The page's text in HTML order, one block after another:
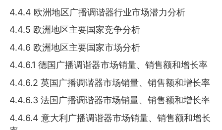
4.4.4 欧洲地区广播调谐器行业市场潜力分析
4.4.5 欧洲地区主要国家竞争分析
4.4.6 欧洲地区主要国家市场分析
4.4.6.1 德国广播调谐器市场销量、销售额和增长率
4.4.6.2 英国广播调谐器市场销量、销售额和增长率
4.4.6.3 法国广播调谐器市场销量、销售额和增长率
4.4.6.4 意大利广播调谐器市场销量、销售额和增长